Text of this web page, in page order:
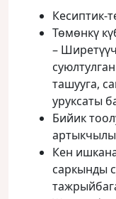
Кесиптик-
Төмөнкү
–
ташууга,
уруксаты
Бийик
Кен
саркынды